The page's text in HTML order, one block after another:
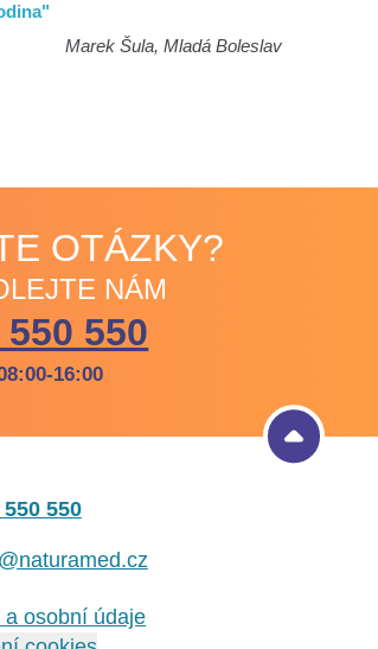
Marek Šula, Mladá Boleslav
OTÁZKY?
NÁM
550 550
16:00
550 550
a osobní údaje